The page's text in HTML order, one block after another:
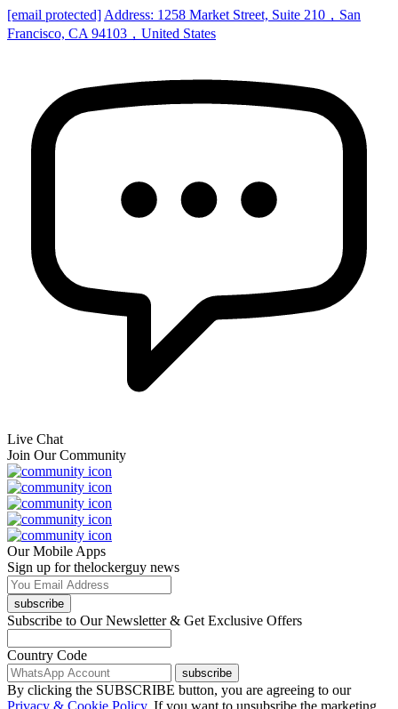
[email protected] Address: 1258 Market Street, Suite 210，San
Francisco, CA 94103，United States
Live Chat
Join Our Community
Our Mobile Apps
Sign up for thelockerguy news
subscribe
Subscribe to Our Newsletter & Get Exclusive Offers
Country Code
subscribe
By clicking the SUBSCRIBE button, you are agreeing to our
Privacy & Cookie Policy. If you want to unsubsribe the marketing